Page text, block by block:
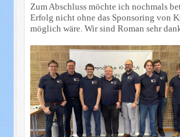
Zum Abschluss möchte ich nochmals
Erfolg nicht ohne das Sponsoring von
möglich wäre. Wir sind Roman sehr